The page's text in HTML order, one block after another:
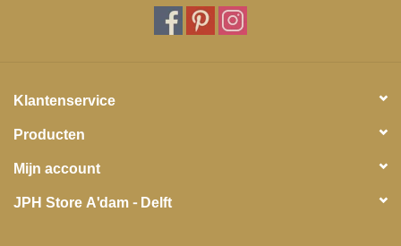
Klantenservice
Producten
Mijn account
JPH Store A'dam - Delft